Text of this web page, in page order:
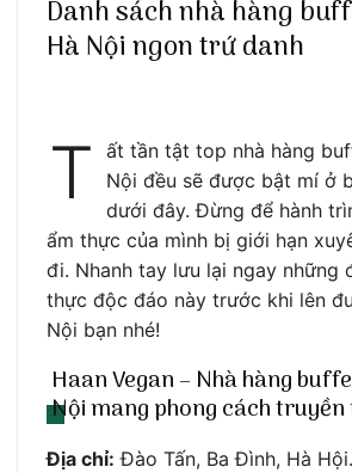
Danh sách nhà hàng
Hà Nội ngon trứ danh
T
ất tần tật top nhà hàng
Nội đều sẽ được bật mí ở
dưới đây. Đừng để hành
ẩm thực của mình bị giới hạn
đi. Nhanh tay lưu lại ngay những
thực độc đáo này trước khi lên
Nội bạn nhé!
Haan Vegan – Nhà hàng
Nội mang phong cách truyền
Địa chỉ: Đào Tấn, Ba Đình, Hà Hội.